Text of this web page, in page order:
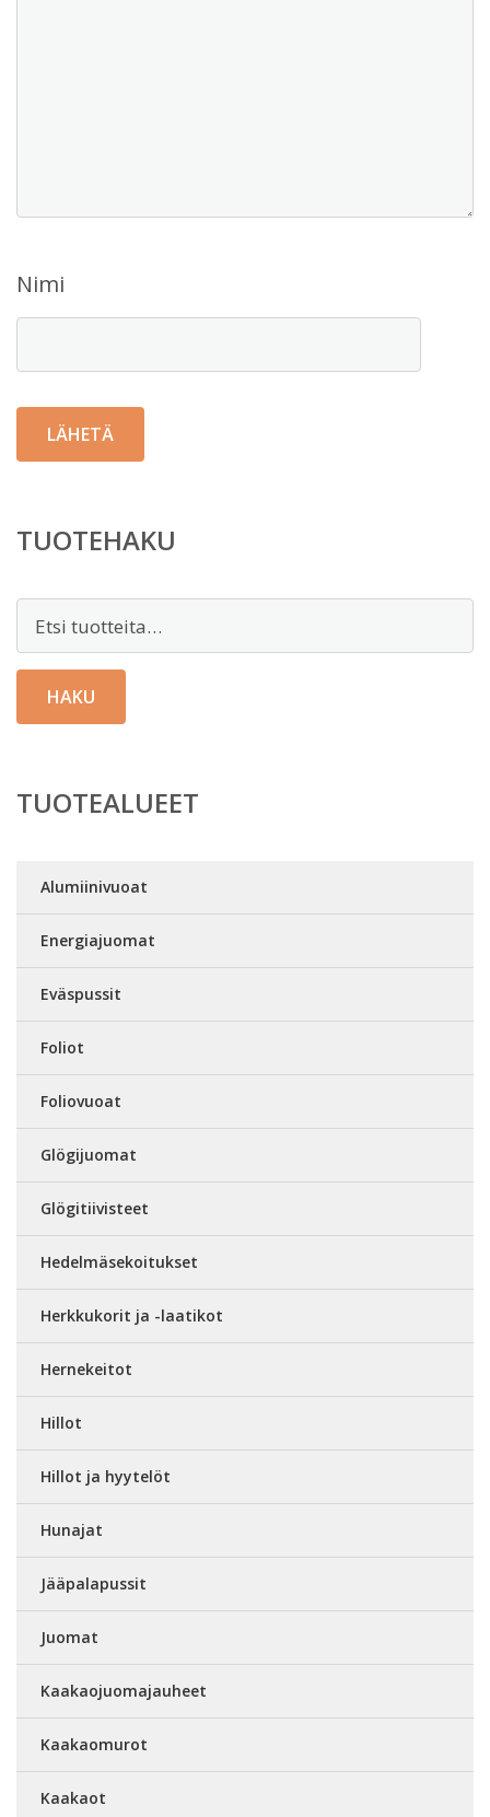
Nimi
TUOTEHAKU
HAKU
TUOTEALUEET
Alumiinivuoat
Energiajuomat
Eväspussit
Foliot
Foliovuoat
Glögijuomat
Glögitiivisteet
Hedelmäsekoitukset
Herkkukorit ja -laatikot
Hernekeitot
Hillot
Hillot ja hyytelöt
Hunajat
Jääpalapussit
Juomat
Kaakaojuomajauheet
Kaakaomurot
Kaakaot